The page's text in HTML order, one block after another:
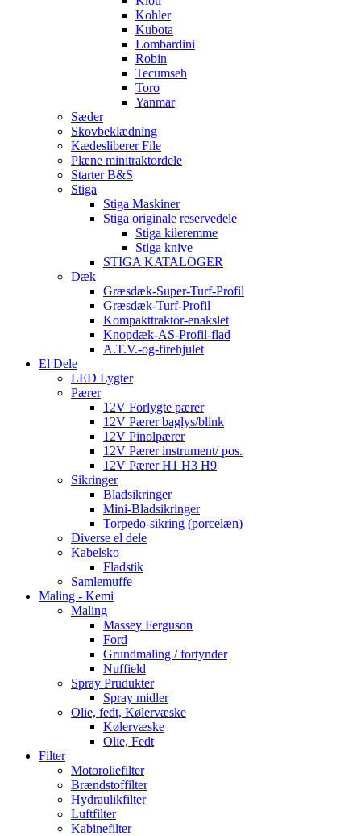
Kohler
Kubota
Lombardini
Robin
Tecumseh
Toro
Yanmar
Sæder
Skovbeklædning
Kædesliberer File
Plæne minitraktordele
Starter B&S
Stiga
Stiga Maskiner
Stiga originale reservedele
Stiga kileremme
Stiga knive
STIGA KATALOGER
Dæk
Græsdæk-Super-Turf-Profil
Græsdæk-Turf-Profil
Kompakttraktor-enakslet
Knopdæk-AS-Profil-flad
A.T.V.-og-firehjulet
El Dele
LED Lygter
Pærer
12V Forlygte pærer
12V Pærer baglys/blink
12V Pinolpærer
12V Pærer instrument/ pos.
12V Pærer H1 H3 H9
Sikringer
Bladsikringer
Mini-Bladsikringer
Torpedo-sikring (porcelæn)
Diverse el dele
Kabelsko
Fladstik
Samlemuffe
Maling - Kemi
Maling
Massey Ferguson
Ford
Grundmaling / fortynder
Nuffield
Spray Prudukter
Spray midler
Olie, fedt, Kølervæske
Kølervæske
Olie, Fedt
Filter
Motoroliefilter
Brændstoffilter
Hydraulikfilter
Luftfilter
Kabinefilter